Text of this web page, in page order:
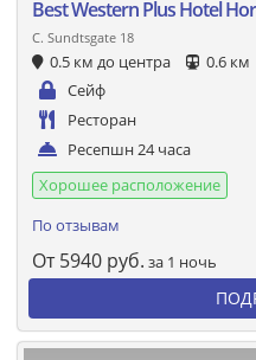
Best Western Plus Hotel
C. Sundtsgate 18
0.5 км до центра 0.6 км
Сейф
Ресторан
Ресепшн 24 часа
Хорошее расположение
По отзывам
От 5940 руб. за 1 ночь